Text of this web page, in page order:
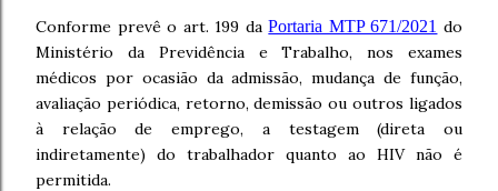
Conforme prevê o art. 199 daPortaria MTP 671/2021 do
Ministério da Previdência e Trabalho, nos exames
médicos por ocasião da admissão, mudança de função,
avaliação periódica, retorno, demissão ou outros ligados
à relação de emprego, a testagem (direta ou
indiretamente) do trabalhador quanto ao HIV não é
permitida.